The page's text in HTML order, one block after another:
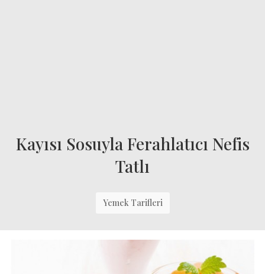
Kayısı Sosuyla Ferahlatıcı Nefis
Tatlı
Yemek Tarifleri